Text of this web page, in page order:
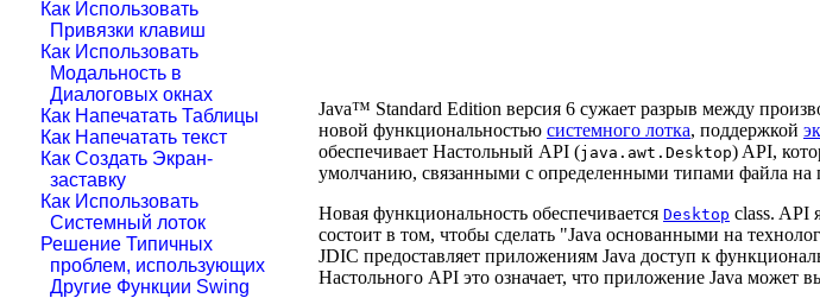
Как Использовать
Привязки клавиш
Как Использовать
Модальность в
Диалоговых окнах
Как Напечатать Таблицы
Как Напечатать текст
Как Создать Экран-
заставку
Как Использовать
Системный лоток
Решение Типичных
проблем, использующих
Другие Функции Swing
Java™ Standard Edition версия 6 сужает разрыв между
новой функциональностью системного лотка, поддержкой
обеспечивает Настольный API (java.awt.Desktop) API,
умолчанию, связанными с определенными типами файла на
Новая функциональность обеспечивается Desktop class. API
состоит в том, чтобы сделать "Java основанными на
JDIC предоставляет приложениям Java доступ к
Настольного API это означает, что приложение Java может